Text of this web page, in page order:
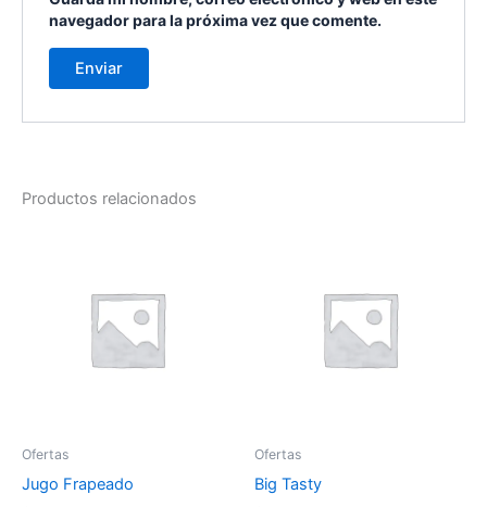
navegador para la próxima vez que comente.
Productos relacionados
Ofertas
Jugo Frapeado
Ofertas
Big Tasty